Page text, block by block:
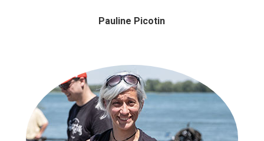
Pauline Picotin